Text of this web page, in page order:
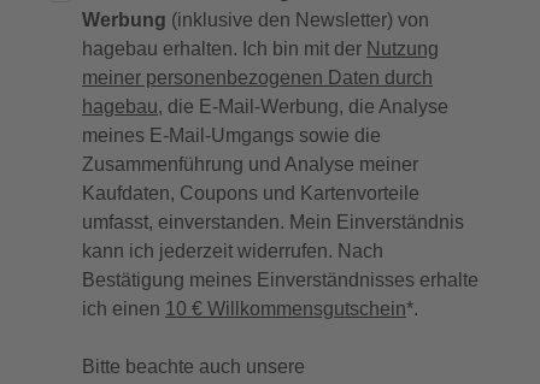
Werbung (inklusive den Newsletter) von
hagebau erhalten. Ich bin mit der Nutzung
meiner personenbezogenen Daten durch
hagebau, die E-Mail-Werbung, die Analyse
meines E-Mail-Umgangs sowie die
Zusammenführung und Analyse meiner
Kaufdaten, Coupons und Kartenvorteile
umfasst, einverstanden. Mein Einverständnis
kann ich jederzeit widerrufen. Nach
Bestätigung meines Einverständnisses erhalte
ich einen 10 € Willkommensgutschein*.
Bitte beachte auch unsere